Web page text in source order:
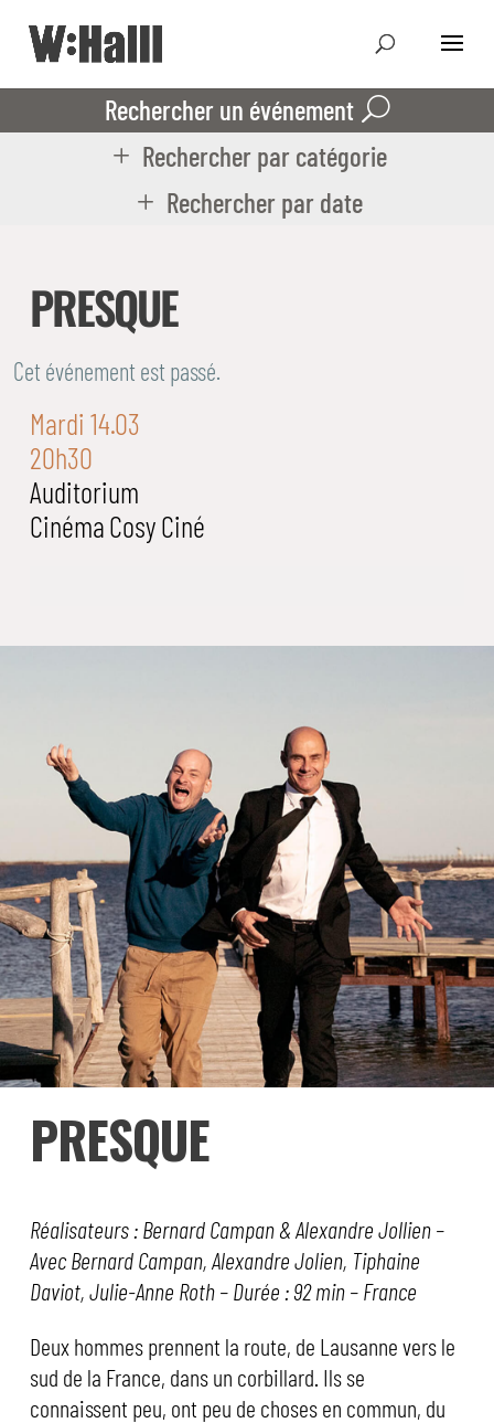
Rechercher un événement
Rechercher par catégorie
Rechercher par date
PRESQUE
Cet événement est passé.
Mardi 14.03
20h30
Auditorium
CinémaCosy Ciné
PRESQUE
Réalisateurs : Bernard Campan & Alexandre Jollien –
Avec Bernard Campan, Alexandre Jolien, Tiphaine
Daviot, Julie-Anne Roth – Durée : 92 min – France
Deux hommes prennent la route, de Lausanne vers le
sud de la France, dans un corbillard. Ils se
connaissent peu, ont peu de choses en commun, du